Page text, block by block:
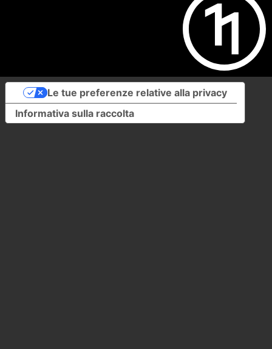
Informativa sulla raccolta
Le tue preferenze relative alla privacy